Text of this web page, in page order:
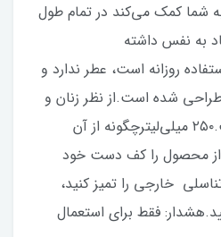
شما کمک می‌کند در تمام طول
به نفس داشته
روزانه است، عطر ندارد و
شده است.از نظر زنان و
زایمان آزمایش شده است.۲۵۰ میلی‌لیترچگونه از آن
از محصول را کف دست خود
خارجی را تمیز کنید،
فقط برای استعمال